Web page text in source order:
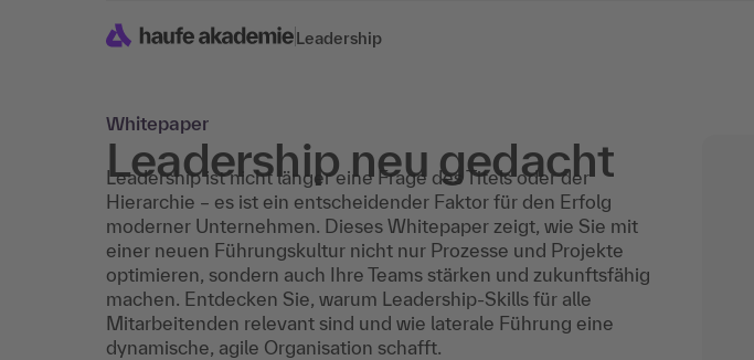
Leadership
Whitepaper
Leadership neu gedacht
Leadership ist nicht länger eine Frage des Titels oder der
Hierarchie – es ist ein entscheidender Faktor für den Erfolg
moderner Unternehmen. Dieses Whitepaper zeigt, wie Sie mit
einer neuen Führungskultur nicht nur Prozesse und Projekte
optimieren, sondern auch Ihre Teams stärken und zukunftsfähig
machen. Entdecken Sie, warum Leadership-Skills für alle
Mitarbeitenden relevant sind und wie laterale Führung eine
dynamische, agile Organisation schafft.